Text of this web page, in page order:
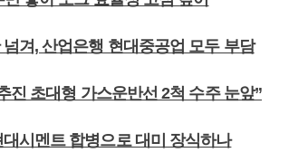
겨, 산업은행 현대중공업 모두 부담
진 초대형 가스운반선 2척 수주 눈앞”
시멘트 합병으로 대미 장식하나